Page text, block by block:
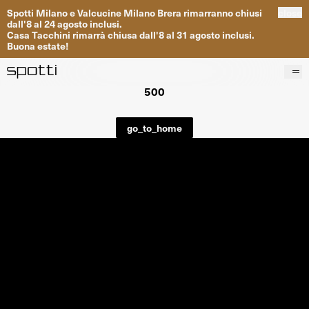
Spotti MilanoeValcucine Milano Brera rimarrannochiusi
dall'8al 24agosto inclusi.
Casa Tacchini rimarrà chiusa dall'8al 31 agosto inclusi.
Buona estate!
Progetti
500
go_to_home